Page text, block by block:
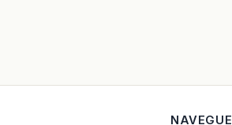
NAVEGUE